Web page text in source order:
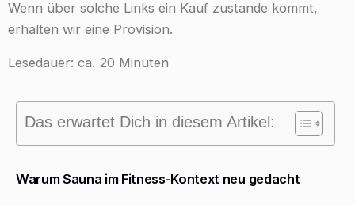
Wenn über solche Links ein Kauf zustande kommt,
erhalten wir eine Provision.
Lesedauer: ca. 20 Minuten
Das erwartet Dich in diesem Artikel:
Warum Sauna im Fitness-Kontext neu gedacht